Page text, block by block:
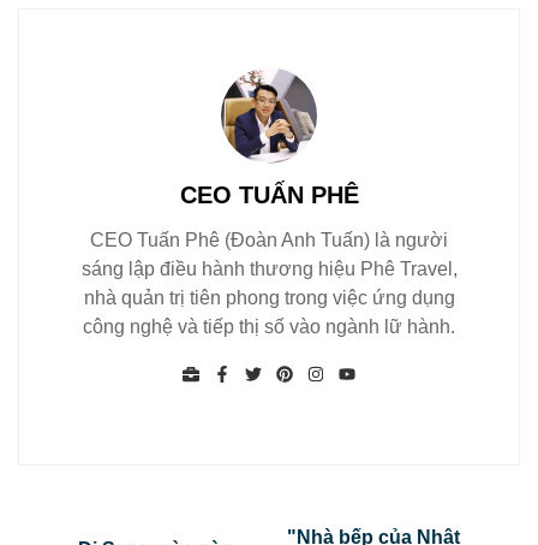
CEO TUẤN PHÊ
CEO Tuấn Phê (Đoàn Anh Tuấn) là người
sáng lập điều hành thương hiệu Phê Travel,
nhà quản trị tiên phong trong việc ứng dụng
công nghệ và tiếp thị số vào ngành lữ hành.
"Nhà bếp của Nhật